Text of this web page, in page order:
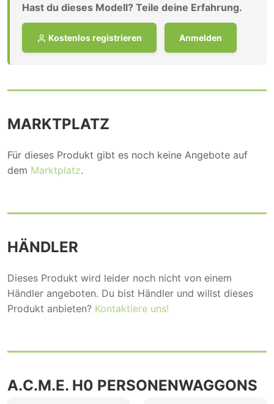
Hast du dieses Modell? Teile deine Erfahrung.
Kostenlos registrieren Anmelden
MARKTPLATZ
Für dieses Produkt gibt es noch keine Angebote auf
dem Marktplatz.
HÄNDLER
Dieses Produkt wird leider noch nicht von einem
Händler angeboten. Du bist Händler und willst dieses
Produkt anbieten? Kontaktiere uns!
A.C.M.E. H0 PERSONENWAGGONS